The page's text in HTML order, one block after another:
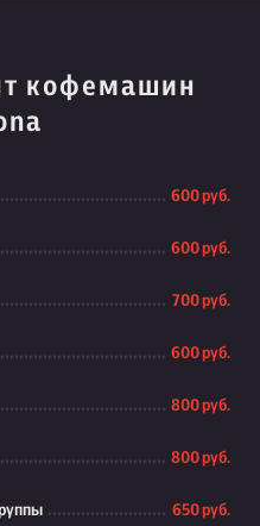
кофемашин
600 руб.
600 руб.
700 руб.
600 руб.
800 руб.
800 руб.
650 руб.